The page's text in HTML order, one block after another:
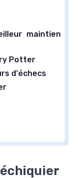
maintien
Potter
d'échecs